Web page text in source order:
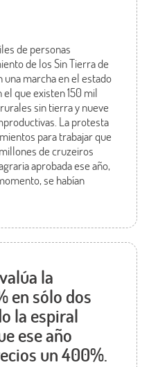
de personas
de los Sin Tierra de
una marcha en el estado
el que existen 150 mil
sin tierra y nueve
La protesta
para trabajar que
de cruzeiros
aprobada ese año,
se habían
la
en sólo dos
la espiral
ese año
un 400%.